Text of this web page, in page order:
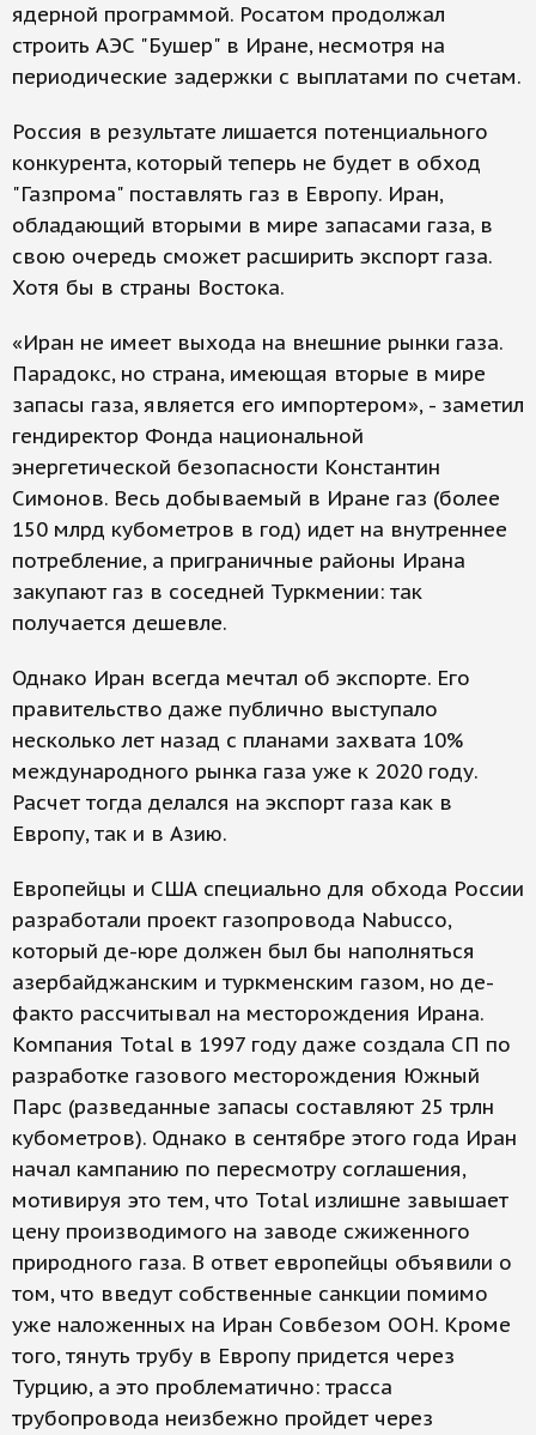
ядерной программой. Росатом продолжал
строить АЭС "Бушер" в Иране, несмотря на
периодические задержки с выплатами по счетам.
Россия в результате лишается потенциального
конкурента, который теперь не будет в обход
"Газпрома" поставлять газ в Европу. Иран,
обладающий вторыми в мире запасами газа, в
свою очередь сможет расширить экспорт газа.
Хотя бы в страны Востока.
«Иран не имеет выхода на внешние рынки газа.
Парадокс, но страна, имеющая вторые в мире
запасы газа, является его импортером», - заметил
гендиректор Фонда национальной
энергетической безопасности Константин
Симонов. Весь добываемый в Иране газ (более
150 млрд кубометров в год) идет на внутреннее
потребление, а приграничные районы Ирана
закупают газ в соседней Туркмении: так
получается дешевле.
Однако Иран всегда мечтал об экспорте. Его
правительство даже публично выступало
несколько лет назад с планами захвата 10%
международного рынка газа уже к 2020 году.
Расчет тогда делался на экспорт газа как в
Европу, так и в Азию.
Европейцы и США специально для обхода России
разработали проект газопровода Nabucco,
который де-юре должен был бы наполняться
азербайджанским и туркменским газом, но де-
факто рассчитывал на месторождения Ирана.
Компания Total в 1997 году даже создала СП по
разработке газового месторождения Южный
Парс (разведанные запасы составляют 25 трлн
кубометров). Однако в сентябре этого года Иран
начал кампанию по пересмотру соглашения,
мотивируя это тем, что Total излишне завышает
цену производимого на заводе сжиженного
природного газа. В ответ европейцы объявили о
том, что введут собственные санкции помимо
уже наложенных на Иран Совбезом ООН. Кроме
того, тянуть трубу в Европу придется через
Турцию, а это проблематично: трасса
трубопровода неизбежно пройдет через